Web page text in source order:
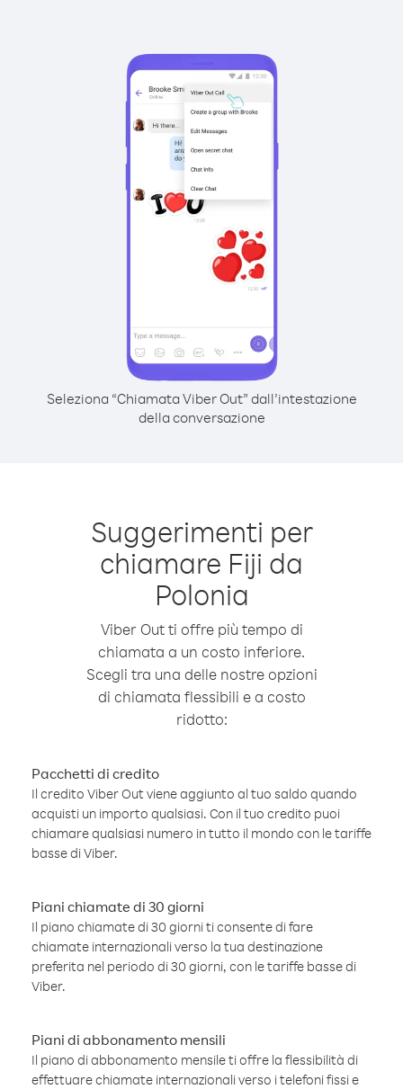
Seleziona “Chiamata Viber Out” dall’intestazione
della conversazione
Suggerimenti per
chiamare Fiji da
Polonia
Viber Out ti offre più tempo di
chiamata a un costo inferiore.
Scegli tra una delle nostre opzioni
di chiamata flessibili e a costo
ridotto:
Pacchetti di credito
Il credito Viber Out viene aggiunto al tuo saldo quando
acquisti un importo qualsiasi. Con il tuo credito puoi
chiamare qualsiasi numero in tutto il mondo con le tariffe
basse di Viber.
Piani chiamate di 30 giorni
Il piano chiamate di 30 giorni ti consente di fare
chiamate internazionali verso la tua destinazione
preferita nel periodo di 30 giorni, con le tariffe basse di
Viber.
Piani di abbonamento mensili
Il piano di abbonamento mensile ti offre la flessibilità di
effettuare chiamate internazionali verso i telefoni fissi e